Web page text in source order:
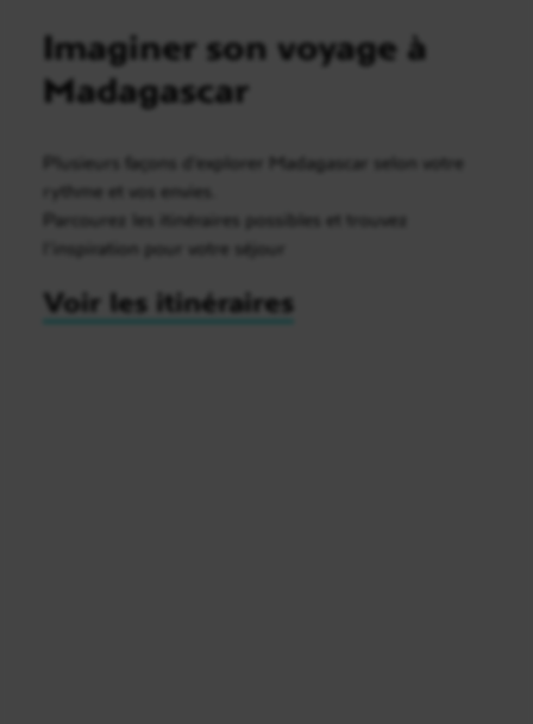
Imaginer son voyage à
Madagascar
Plusieurs façons d’explorer Madagascar selon votre
rythme et vos envies.
Parcourez les itinéraires possibles et trouvez
l’inspiration pour votre séjour
Voir les itinéraires